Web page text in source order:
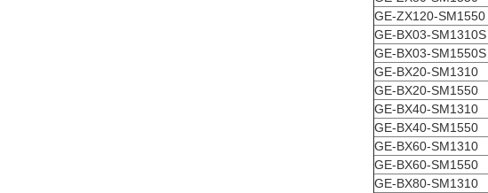
GE-ZX120-SM1550
GE-BX03-SM1310S
GE-BX03-SM1550S
GE-BX20-SM1310
GE-BX20-SM1550
GE-BX40-SM1310
GE-BX40-SM1550
GE-BX60-SM1310
GE-BX60-SM1550
GE-BX80-SM1310